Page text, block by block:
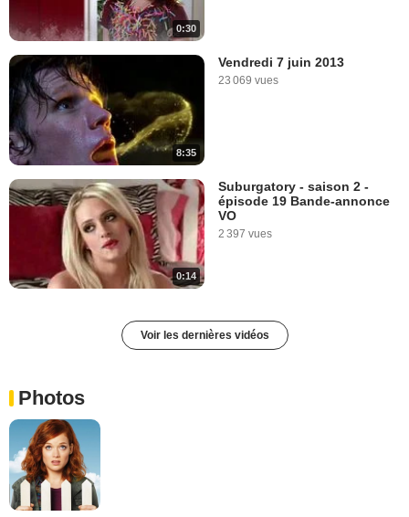
0:30
8:35
Vendredi 7 juin 2013
23 069 vues
0:14
Suburgatory - saison 2 -
épisode 19 Bande-annonce
VO
2 397 vues
Voir les dernières vidéos
Photos